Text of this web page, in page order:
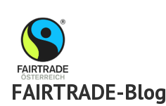
Inhalt
springen
FAIRTRADE-Blog